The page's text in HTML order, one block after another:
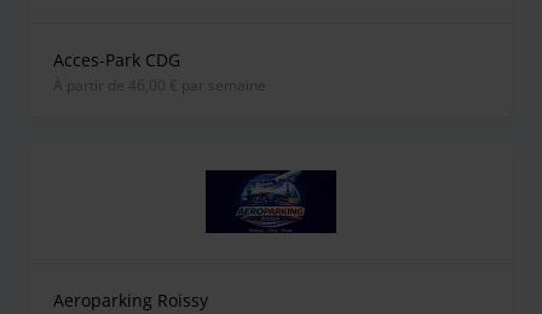
Acces-Park CDG
À partir de 46,00 € par semaine
Aeroparking Roissy